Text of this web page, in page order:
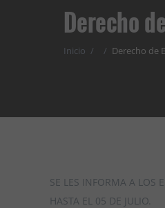
Derecho
Inicio / / Derecho de
SE LES INFORMA A LOS
HASTA EL 05 DE JULIO.